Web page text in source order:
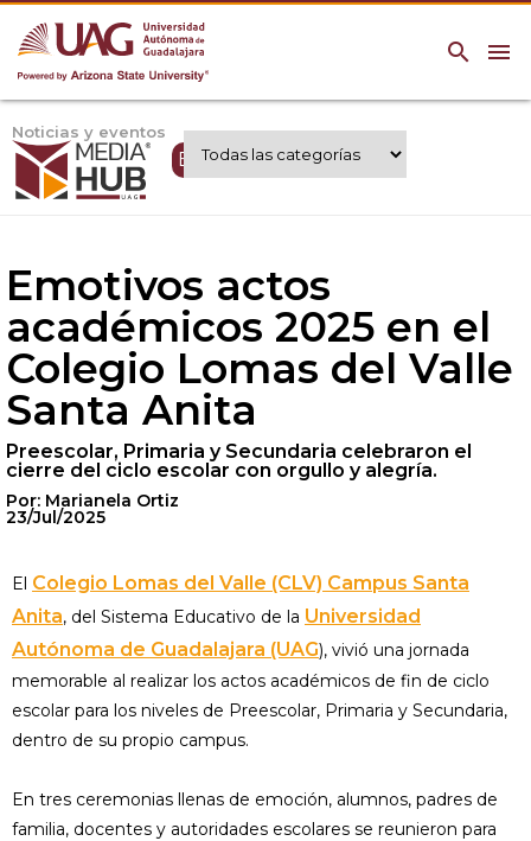
menu
search
Noticias y eventos
Expertos UAG
Emotivos actos
académicos 2025 en el
Colegio Lomas del Valle
Santa Anita
Preescolar, Primaria y Secundaria celebraron el
cierre del ciclo escolar con orgullo y alegría.
Por: Marianela Ortiz
23/Jul/2025
El Colegio Lomas del Valle (CLV) Campus Santa
Anita, del Sistema Educativo de la Universidad
Autónoma de Guadalajara (UAG), vivió una jornada
memorable al realizar los actos académicos de fin de ciclo
escolar para los niveles de Preescolar, Primaria y Secundaria,
dentro de su propio campus.
En tres ceremonias llenas de emoción, alumnos, padres de
familia, docentes y autoridades escolares se reunieron para